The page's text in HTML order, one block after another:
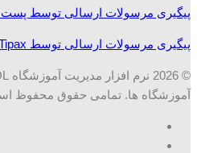
پیگیری مرسولات ارسالی توسط
پیگیری مرسولات ارسالی توسط Tipax
آموزشگاه ها. تمامی حقوق محفوظ